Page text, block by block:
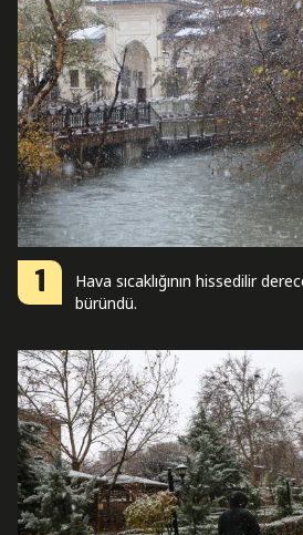
1
Hava sıcaklığının hissedilir
büründü.